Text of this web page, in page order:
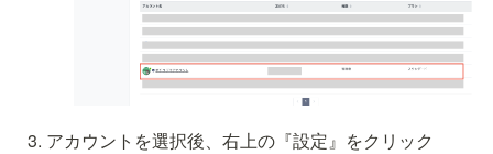
アカウントを選択後、右上の『設定』をクリック